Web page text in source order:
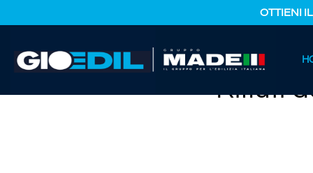
OTTIENI
HOME
CATALOGO PRODOTTI RIFIUTI IMPIANTI TRATTAMENTO
Rifiuti